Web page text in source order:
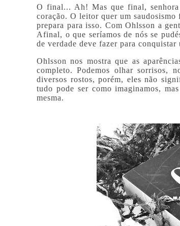
O final... Ah! Mas que final,
coração. O leitor quer um saudosismo
prepara para isso. Com Ohlsson a
Afinal, o que seríamos de nós se
de verdade deve fazer para
Ohlsson nos mostra que as
completo. Podemos olhar sorrisos,
diversos rostos, porém, eles não
tudo pode ser como imaginamos,
mesma.